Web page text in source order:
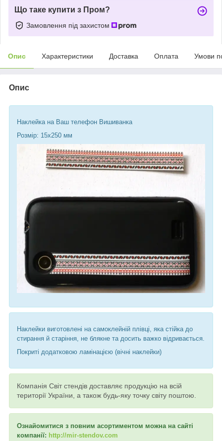
Що таке купити з Пром?
Замовлення під захистом
Опис Характеристики Доставка Оплата Умови
Опис
Наклейка на Ваш телефон Вишиванка
Розмір: 15х250 мм
Наклейки виготовлені на самоклейній плівці, яка стійка до
стирання й старіння, не блякне та досить важко відривається.
Покриті додатковою ламінацією (вічні наклейки)
Компанія Світ стендів доставляє продукцію на всій
території України, а також будь-яку точку світу поштою.
Ознайомитися з повним асортиментом можна на сайті
компанії: http://mir-stendov.com